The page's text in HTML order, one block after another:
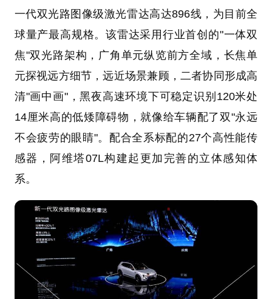
一代双光路图像级激光雷达高达896线，为目前全
球量产最高规格。该雷达采用行业首创的"一体双
焦"双光路架构，广角单元纵览前方全域，长焦单
元探视远方细节，远近场景兼顾，二者协同形成高
清"画中画"，黑夜高速环境下可稳定识别120米处
14厘米高的低矮障碍物，就像给车辆配了双"永远
不会疲劳的眼睛"。配合全系标配的27个高性能传
感器，阿维塔07L构建起更加完善的立体感知体
系。